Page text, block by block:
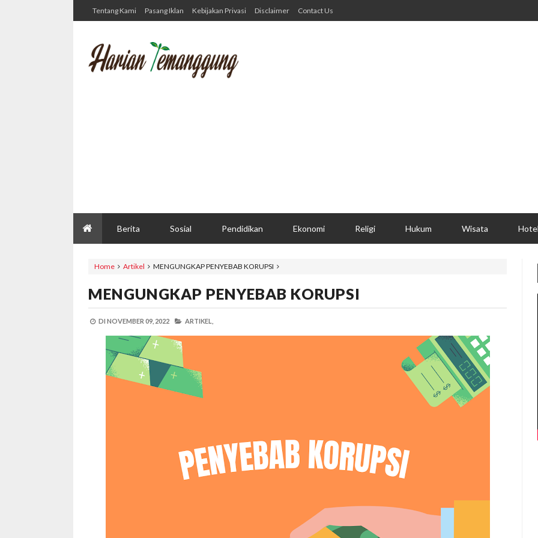
Tentang Kami Pasang Iklan Kebijakan Privasi Disclaimer Contact Us
Berita Sosial Pendidikan Ekonomi Religi Hukum Wisata Hotel
Home Artikel MENGUNGKAP PENYEBAB KORUPSI
MENGUNGKAP PENYEBAB KORUPSI
DI NOVEMBER 09, 2022 ARTIKEL,